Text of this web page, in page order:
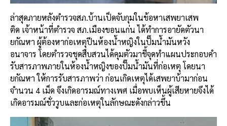
ล่าสุดภายหลังตำรวจสภ.บ้านเป็ดจับกุมในข้อหาเสพยาเสพ
ติด เจ้าหน้าที่ตำรวจ สภ.เมืองขอนแก่น ได้ทำการอายัดตัวนา
ยกัณหา ผู้ต้องหาก่อเหตุปีนห้องน้ำหญิงในปั๊มน้ำมันหวัง
อนาจาร โดยตำรวจชุดสืบสวนได้คุมตัวมาชี้จุดทำแผนประกอบคำ
รับสารภาพภายในห้องน้ำหญิงของปั๊มน้ำมันที่ก่อเหตุ โดยนา
ยกัณหา ให้การรับสารภาพว่า ก่อนเกิดเหตุได้เสพยาบ้ามาก่อน
จำนวน 4 เม็ด จึงเกิดอารมณ์ทางเพศ เมื่อพบเห็นผู้เสียหายจึงได้
เกิดอารมณ์ชั่ววูบและก่อเหตุในลักษณะดังกล่าวขึ้น